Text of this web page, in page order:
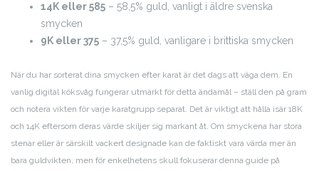
14K eller 585 – 58,5% guld, vanligt i äldre svenska
smycken
9K eller 375 – 37,5% guld, vanligare i brittiska smycken
När du har sorterat dina smycken efter karat är det dags att väga dem. En
vanlig digital köksvåg fungerar utmärkt för detta ändamål – ställ den på gram
och notera vikten för varje karatgrupp separat. Det är viktigt att hålla isär 18K
och 14K eftersom deras värde skiljer sig markant åt. Om smyckena har stora
stenar eller är särskilt vackert designade kan de faktiskt vara värda mer än
bara guldvikten, men för enkelhetens skull fokuserar denna guide på